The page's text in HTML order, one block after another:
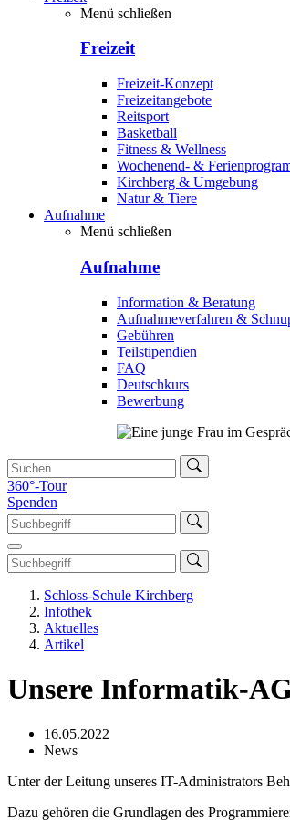
Menü schließen
Freizeit
Freizeit-Konzept
Freizeitangebote
Reitsport
Basketball
Fitness & Wellness
Wochenend- &
Kirchberg & Umgebung
Natur & Tiere
Aufnahme
Menü schließen
Aufnahme
Information & Beratung
Aufnahmeverfahren &
Gebühren
Teilstipendien
FAQ
Deutschkurs
Bewerbung
360°-Tour
Spenden
Schloss-Schule Kirchberg
Infothek
Aktuelles
Artikel
Unsere Informatik-
16.05.2022
News
Unter der Leitung unseres IT-Administrators
Dazu gehören die Grundlagen des